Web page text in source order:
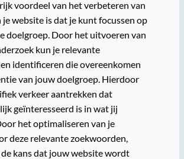
voordeel van het verbeteren van
je website is dat je kunt focussen op
doelgroep. Door het uitvoeren van
kun je relevante
identificeren die overeenkomen
van jouw doelgroep. Hierdoor
verkeer aantrekken dat
geïnteresseerd is in wat jij
het optimaliseren van je
deze relevante zoekwoorden,
kans dat jouw website wordt